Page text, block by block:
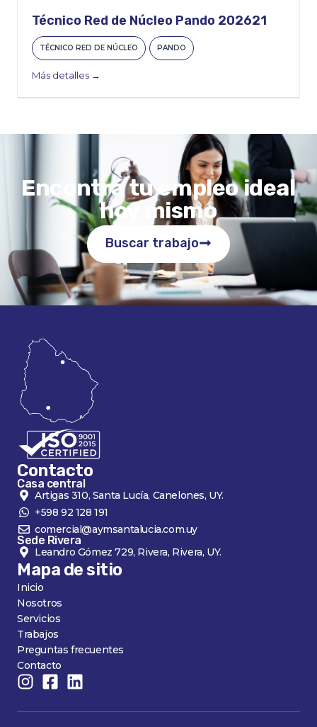
Técnico Red de Núcleo Pando 202621
TÉCNICO RED DE NÚCLEO PANDO
Más detalles
Encontrá tu empleo ideal
hoy mismo
Buscar trabajo
Contacto
Casa central
Artigas 310, Santa Lucía, Canelones, UY.
+598 92 128 191
comercial@aymsantalucia.com.uy
Sede Rivera
Leandro Gómez 729, Rivera, Rivera, UY.
Mapa de sitio
Inicio
Nosotros
Servicios
Trabajos
Preguntas frecuentes
Contacto